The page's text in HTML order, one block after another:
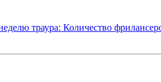
траура: Количество